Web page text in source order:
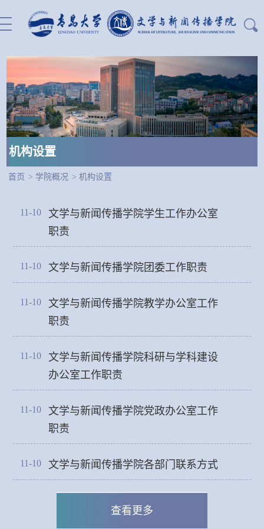
站内搜索：
机构设置
首页 > 学院概况 >机构设置
11-10
文学与新闻传播学院学生工作办公室
职责
11-10 文学与新闻传播学院团委工作职责
11-10
文学与新闻传播学院教学办公室工作
职责
11-10
文学与新闻传播学院科研与学科建设
办公室工作职责
11-10
文学与新闻传播学院党政办公室工作
职责
11-10 文学与新闻传播学院各部门联系方式
查看更多